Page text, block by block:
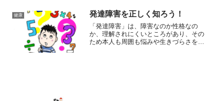
ランク4 (とても強い): より重症な症状に
使用・ランク5 (最も強い): ブツっと盛り
上がった治りにくい痒疹やケロイドなど
に使用。処方される薬の強さは、症状の
程度や部位、患者の年齢などによって医
(adsbygoogl...
健康 発達障害を正しく知ろう！
「発達障害」は、障害なのか性格なの
か、理解されにくいところがあり、その
ため本人も周囲も悩みや生きづらさを抱